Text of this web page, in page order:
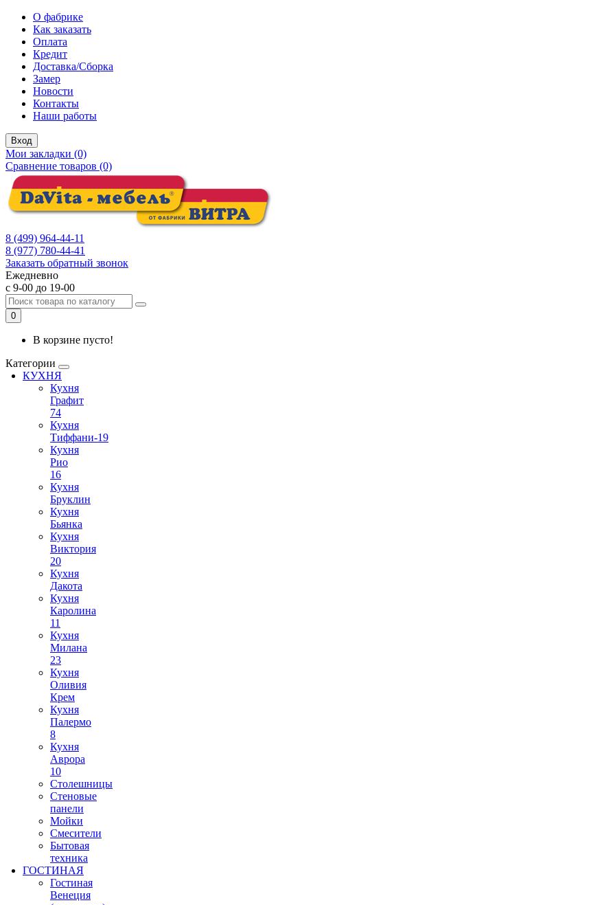
О фабрике
Как заказать
Оплата
Кредит
Доставка/Сборка
Замер
Новости
Контакты
Наши работы
Вход
Мои закладки (0)
Сравнение товаров (0)
8 (499) 964-44-11
8 (977) 780-44-41
Заказать обратный звонок
Ежедневно
с 9-00 до 19-00
0
В корзине пусто!
Категории
КУХНЯ
Кухня
Графит
74
Кухня
Тиффани-19
Кухня
Рио
16
Кухня
Бруклин
Кухня
Бьянка
Кухня
Виктория
20
Кухня
Дакота
Кухня
Каролина
11
Кухня
Милана
23
Кухня
Оливия
Крем
Кухня
Палермо
8
Кухня
Аврора
10
Столешницы
Стеновые
панели
Мойки
Смесители
Бытовая
техника
ГОСТИНАЯ
Гостиная
Венеция